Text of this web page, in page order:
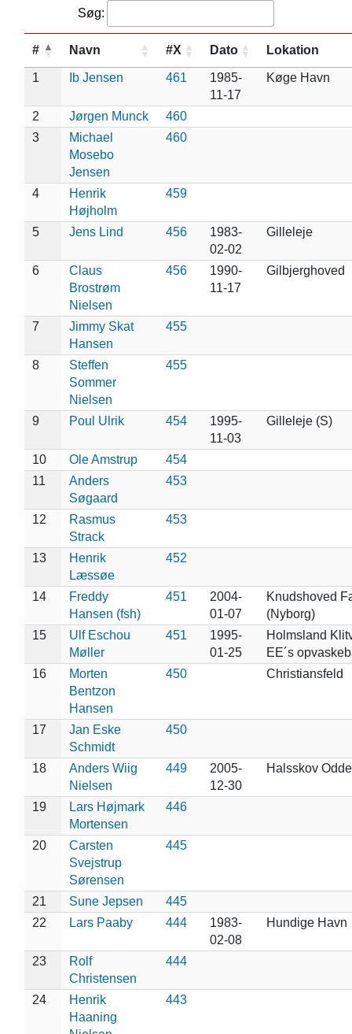
Søg:
# Navn #X Dato Lokation
1 Ib Jensen 461
1985-
11-17
Køge Havn
2 Jørgen Munck
460
3
Michael
Mosebo
Jensen
460
4
Henrik
Højholm
459
5 Jens Lind 456
1983-
02-02
Gilleleje
6
Claus
Brostrøm
Nielsen
456
1990-
11-17
Gilbjerghoved
7
Jimmy Skat
Hansen
455
8
Steffen
Sommer
Nielsen
455
9 Poul Ulrik 454
1995-
11-03
Gilleleje (S)
10 Ole Amstrup
454
11
Anders
Søgaard
453
12
Rasmus
Strack
453
13
Henrik
Læssøe
452
14
Freddy
Hansen (fsh)
451
2004-
01-07
Knudshoved
(Nyborg)
15
Ulf Eschou
Møller
451
1995-
01-25
Holmsland
EE´s
16
Morten
Bentzon
Hansen
450 Christiansfeld
17
Jan Eske
Schmidt
450
18
Anders Wiig
Nielsen
449
2005-
12-30
Halsskov
19
Lars Højmark
Mortensen
446
20
Carsten
Svejstrup
Sørensen
445
21 Sune Jepsen
445
22
Lars Paaby 444
1983-
02-08
Hundige Havn
23
Rolf
Christensen
444
24
Henrik
Haaning
443